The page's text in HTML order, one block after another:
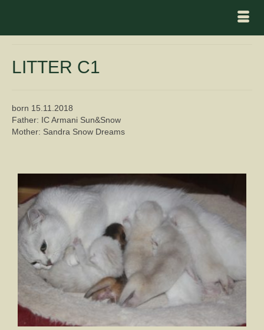
LITTER C1
born 15.11.2018
Father: IC Armani Sun&Snow
Mother: Sandra Snow Dreams